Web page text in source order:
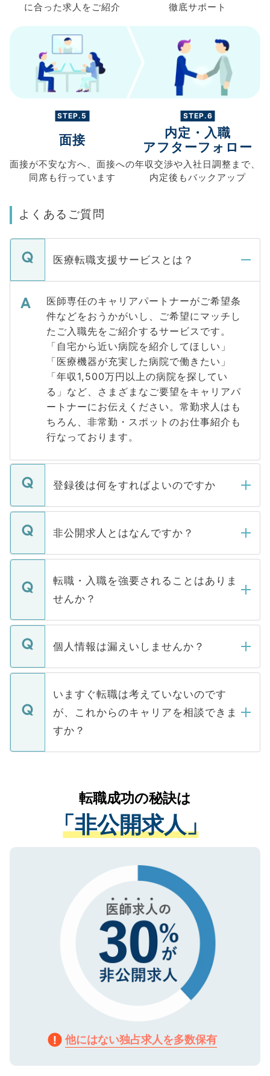
に合った求人を ご紹介
徹底サポート
STEP.5
面接
面接が不安な方へ、 面接への
同席も行っています
STEP.6
内定・入職
アフターフォロー
年収交渉や入社日調整まで、
内定後もバックアップ
よくあるご質問
医療転職支援サービスとは？
医師専任のキャリアパートナーがご希望条
件などをおうかがいし、ご希望にマッチし
たご入職先をご紹介するサービスです。
「自宅から近い病院を紹介してほしい」
「医療機器が充実した病院で働きたい」
「年収1,500万円以上の病院を探してい
る」など、さまざまなご要望をキャリアパ
ートナーにお伝えください。常勤求人はも
ちろん、非常勤・スポットのお仕事紹介も
行なっております。
登録後は何をすればよいのですか
ご登録いただきましたら、弊社担当者がご
登録内容を確認し、その後メールもしくは
ます。通常、5営業日以内にはご連絡をせて
いただきますので、しばらくお待ちくださ
非公開求人とはなんですか？
マイナビDOCTORで取り扱っている求人の
うち約3割は、Webサイトからご覧いただ
けない「非公開求人」です。非公開求人は
下記の理由によって、一般には公開してい
ません。
■応募殺到を避けるため 人気のある医療機
関を公にしてしまうと、応募が殺到する場
に、医療機関が求める条件に合った人材の
みを人材紹介会社に依頼するケースが増え
ています。
転職・入職を強要されることはありま
せんか？
転職・入職を強要することは一切ありませ
ん。また、仮に応募先から内定をいただい
定を承諾する必要はありません。内定先へ
の辞退の連絡はキャリアパートナーが行い
個人情報は漏えいしませんか？
個人情報が漏えいすることはありませんの
で、ご安心ください。当サイトからの登録
などで収集したご登録者様の個人情報は、
ご本人のキャリアアップおよび転職活動の
支援を目的に使用いたします。お預かりし
ているすべての個人データはご本人の許可
は、個人情報の取り扱いについての厳密な
管理基準を満たした事業者のみに付与され
る、プライバシーマークを取得済みです。
で、機密保持に関してもご安心ください。
いますぐ転職は考えていないのです
が、これからのキャリアを相談できま
すか？
かがいして、現在の医療機関の状況や紹介
経験をまじえながら、適切なアドバイスを
させていただきます。すぐにご転職をされ
ない方には、長期的なサポートが可能です
ので、まずはご登録ください。
転職成功の秘訣は
「非公開求人」
他にはない独占求人を多数保有